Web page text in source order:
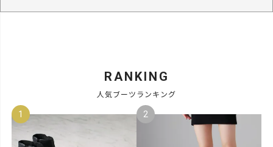
RANKING
人気ブーツランキング